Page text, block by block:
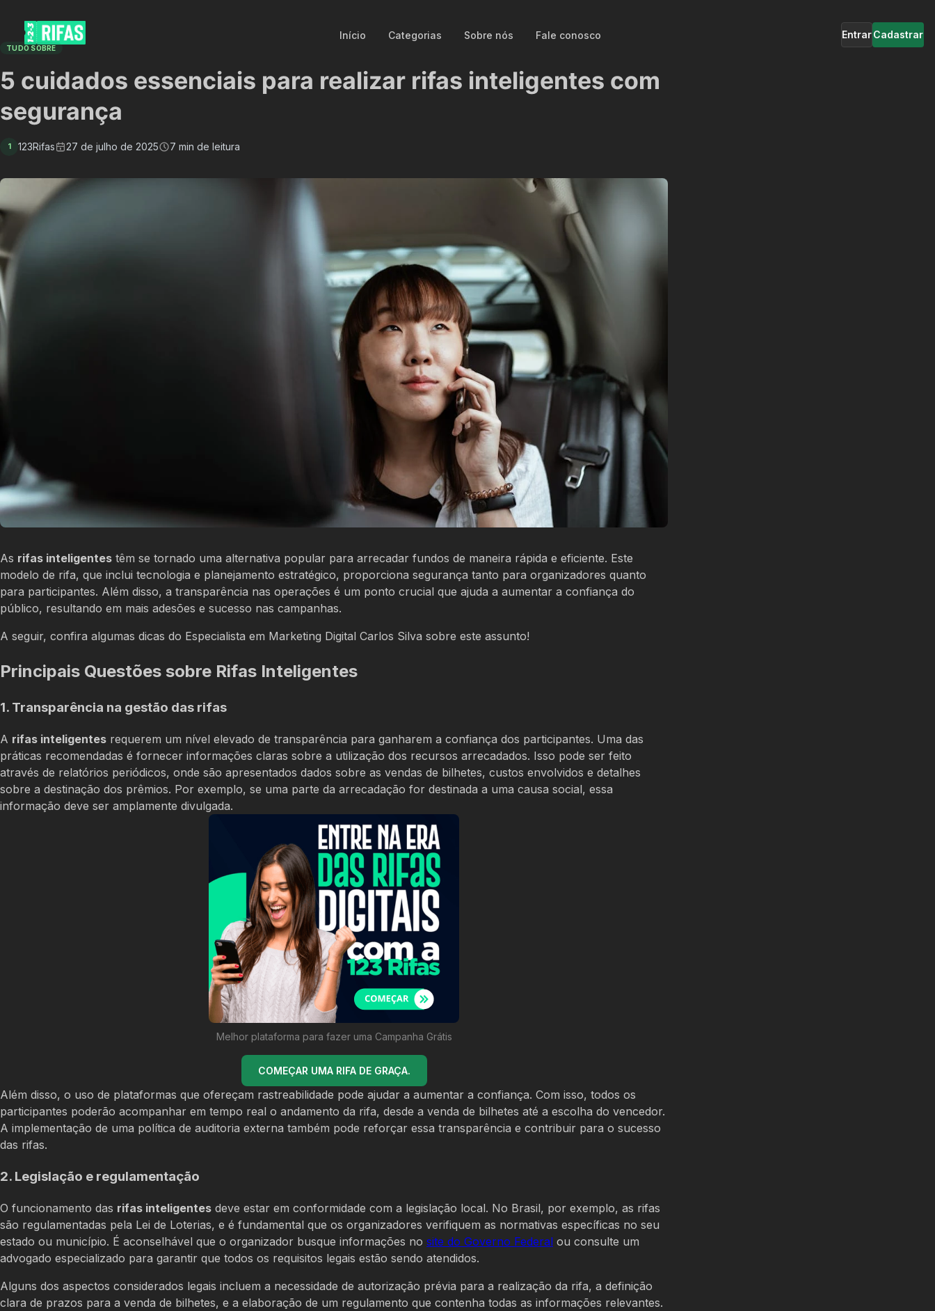
Início Categorias Sobre nós Fale conosco EntrarCadastrar
TUDO SOBRE
5 cuidados essenciais para realizar rifas inteligentes com
segurança
1 123Rifas 27 de julho de 2025 7 min de leitura
As rifas inteligentes têm se tornado uma alternativa popular para arrecadar fundos de maneira rápida e eficiente. Este
modelo de rifa, que inclui tecnologia e planejamento estratégico, proporciona segurança tanto para organizadores quanto
para participantes. Além disso, a transparência nas operações é um ponto crucial que ajuda a aumentar a confiança do
público, resultando em mais adesões e sucesso nas campanhas.
A seguir, confira algumas dicas do Especialista em Marketing Digital Carlos Silva sobre este assunto!
Principais Questões sobre Rifas Inteligentes
1. Transparência na gestão das rifas
A rifas inteligentes requerem um nível elevado de transparência para ganharem a confiança dos participantes. Uma das
práticas recomendadas é fornecer informações claras sobre a utilização dos recursos arrecadados. Isso pode ser feito
através de relatórios periódicos, onde são apresentados dados sobre as vendas de bilhetes, custos envolvidos e detalhes
sobre a destinação dos prêmios. Por exemplo, se uma parte da arrecadação for destinada a uma causa social, essa
informação deve ser amplamente divulgada.
Melhor plataforma para fazer uma Campanha Grátis
COMEÇAR UMA RIFA DE GRAÇA.
Além disso, o uso de plataformas que ofereçam rastreabilidade pode ajudar a aumentar a confiança. Com isso, todos os
participantes poderão acompanhar em tempo real o andamento da rifa, desde a venda de bilhetes até a escolha do vencedor.
A implementação de uma política de auditoria externa também pode reforçar essa transparência e contribuir para o sucesso
das rifas.
2. Legislação e regulamentação
O funcionamento das rifas inteligentes deve estar em conformidade com a legislação local. No Brasil, por exemplo, as rifas
são regulamentadas pela Lei de Loterias, e é fundamental que os organizadores verifiquem as normativas específicas no seu
estado ou município. É aconselhável que o organizador busque informações no site do Governo Federal ou consulte um
advogado especializado para garantir que todos os requisitos legais estão sendo atendidos.
Alguns dos aspectos considerados legais incluem a necessidade de autorização prévia para a realização da rifa, a definição
clara de prazos para a venda de bilhetes, e a elaboração de um regulamento que contenha todas as informações relevantes.